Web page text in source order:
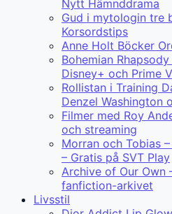
Nytt Hämnddrama
Gud i mytologin tre
Korsordstips
Anne Holt Böcker
Bohemian
Disney+ och Prime
Rollistan i Training
Denzel Washington
Filmer med Roy
och streaming
Morran och Tobias
– Gratis på SVT Play
Archive of Our Own
fanfiction-arkivet
Livsstil